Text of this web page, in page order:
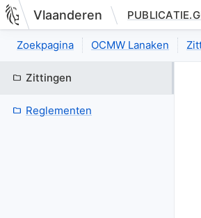
Nieuwe pagina:
Vlaanderen
Zoekpagina OCMW Lanaken
Zittingen
Reglementen